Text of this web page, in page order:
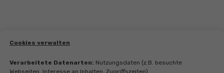
Cookies verwalten
Verarbeitete Datenarten: Nutzungsdaten (z.B. besuchte